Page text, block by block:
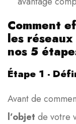
Comment
les
nos 5
Étape 1 -
Avant de
l’objet de votre